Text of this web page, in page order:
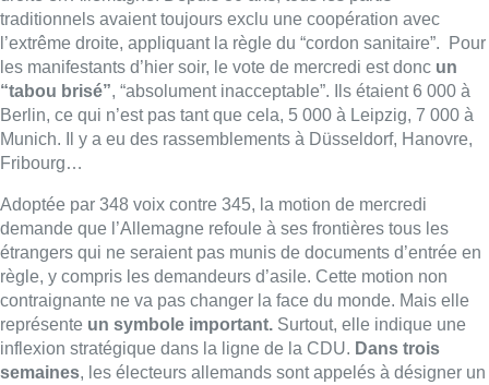
contraignante ne va pas changer la face du monde. Mais elle
représenteun symbole important. Surtout, elle indique une
inflexion stratégique dans la ligne de la CDU.Dans trois
semaines, les électeurs allemands sont appelés à désigner un
nouveau Parlement fédéral. En s’associant à l’extrême droite,
le nouveau leader du parti envoie donc un signal aux électeurs
d’extrême droite.
Aujourd’hui, dans les sondages, la CDU est créditée de 30 %
d’intentions de vote, l’AfD, poussée par Elon Musk, en recueille
20 %. L’idée que les deux partis puissent s’allier demain fait
frémir plus d’un démocrate. On n’en est pas encore là.Angela
Merkel,ancienne chancelière et figure tutélaire de la CDU, est
d’ailleurs sortie de sa réserve hier en publiant un communiqué
appelant à maintenir le cordon sanitaire :